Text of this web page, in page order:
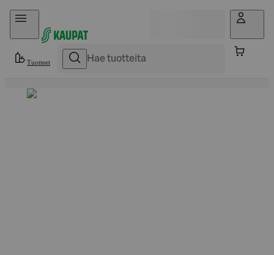
Hyppää sisältöön
Tuotteet